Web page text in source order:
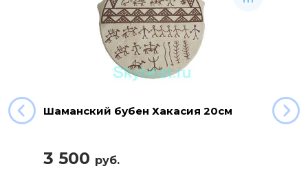
Шаманский бубен Хакасия 20см
3 500 руб.